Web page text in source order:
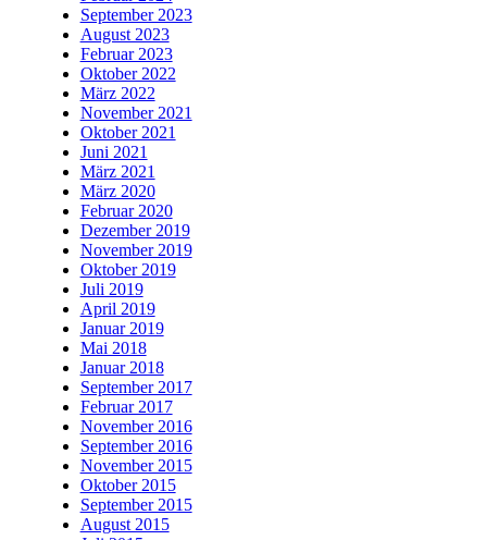
September 2023
August 2023
Februar 2023
Oktober 2022
März 2022
November 2021
Oktober 2021
Juni 2021
März 2021
März 2020
Februar 2020
Dezember 2019
November 2019
Oktober 2019
Juli 2019
April 2019
Januar 2019
Mai 2018
Januar 2018
September 2017
Februar 2017
November 2016
September 2016
November 2015
Oktober 2015
September 2015
August 2015